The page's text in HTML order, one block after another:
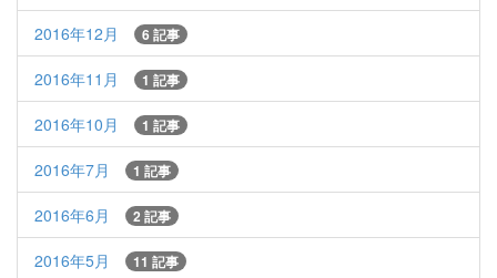
2016年12月 6 記事
2016年11月 1 記事
2016年10月 1 記事
2016年7月 1 記事
2016年6月 2 記事
2016年5月 11 記事